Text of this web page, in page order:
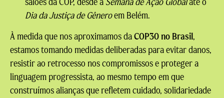
Dia da Justiça de Gêneroem Belém.
À medida que nos aproximamos daCOP30 no Brasil,
estamos tomando medidas deliberadas para evitar danos,
resistir ao retrocesso nos compromissos e proteger a
linguagem progressista, ao mesmo tempo em que
construímos alianças que refletem cuidado, solidariedade